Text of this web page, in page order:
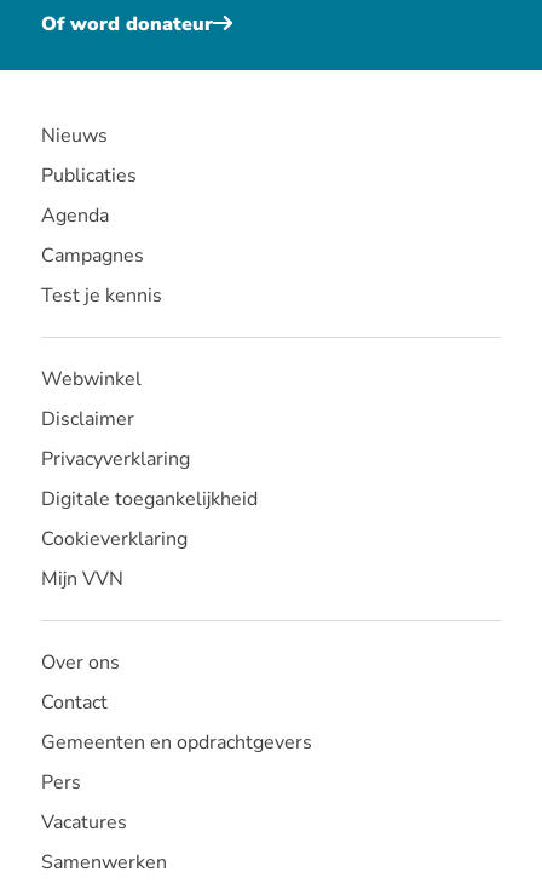
Of word donateur
Nieuws
Publicaties
Agenda
Campagnes
Test je kennis
Webwinkel
Disclaimer
Privacyverklaring
Digitale toegankelijkheid
Cookieverklaring
Mijn VVN
Over ons
Contact
Gemeenten en opdrachtgevers
Pers
Vacatures
Samenwerken